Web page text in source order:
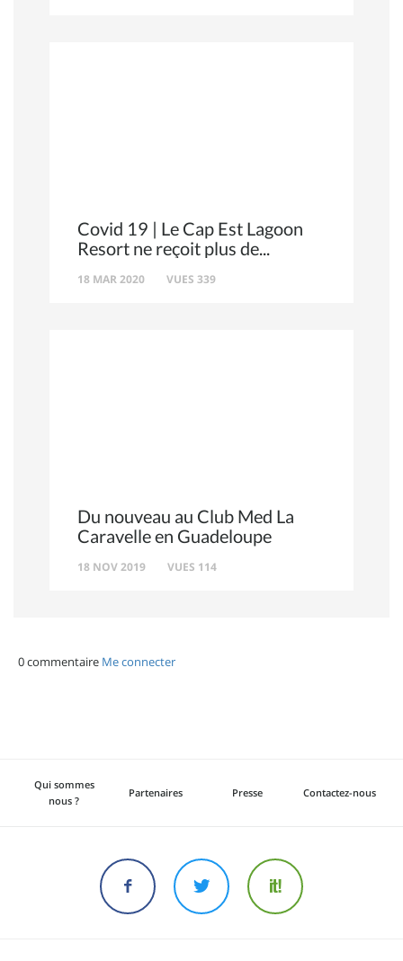
Covid 19 | Le Cap Est Lagoon
Resort ne reçoit plus de
18 MAR 2020 VUES 339
Du nouveau au Club Med La
Caravelle en Guadeloupe
18 NOV 2019 VUES 114
0 commentaire Me connecter
Qui sommes
nous ?
Partenaires Presse Contactez-nous